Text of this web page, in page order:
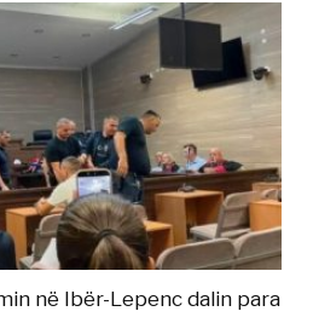
në Ibër-Lepenc dalin para